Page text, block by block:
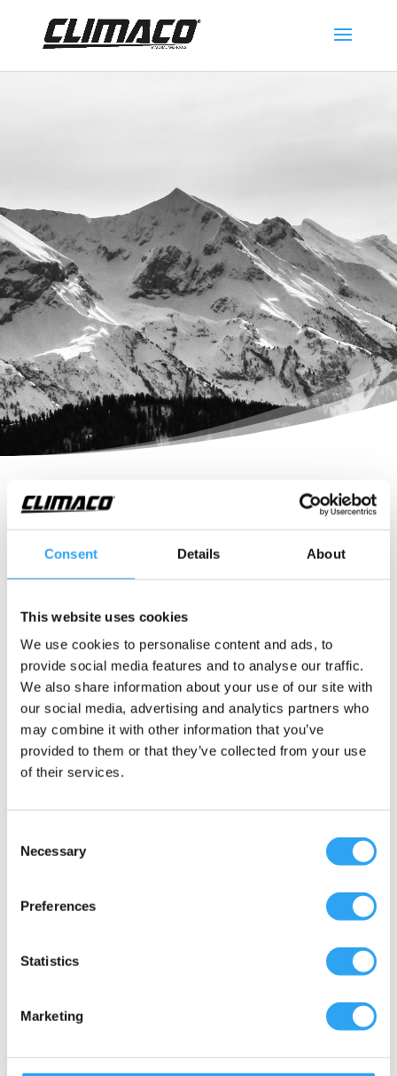
Consent Details About
This website uses cookies
We use cookies to personalise content and ads, to
provide social media features and to analyse our traffic.
We also share information about your use of our site with
our social media, advertising and analytics partners who
may combine it with other information that you’ve
provided to them or that they’ve collected from your use
of their services.
Selection
Necessary
Preferences
Statistics
Marketing
Dräneringsrör PVC vit Ø20/25/32
Styva dräneringsrör för kondensatsystem Ø20/25 eller
kondensat, utan tryck.
Fördelar är att det är enkelt säkerställa rätt fall.
Flexibelt system, många möjligheter.
Brett system av övergångar
Vi rekommenderar avgradning av rörets kant innan
sammansättning.
PVC rör Ø20
PVC rör Ø32
Detta ingår